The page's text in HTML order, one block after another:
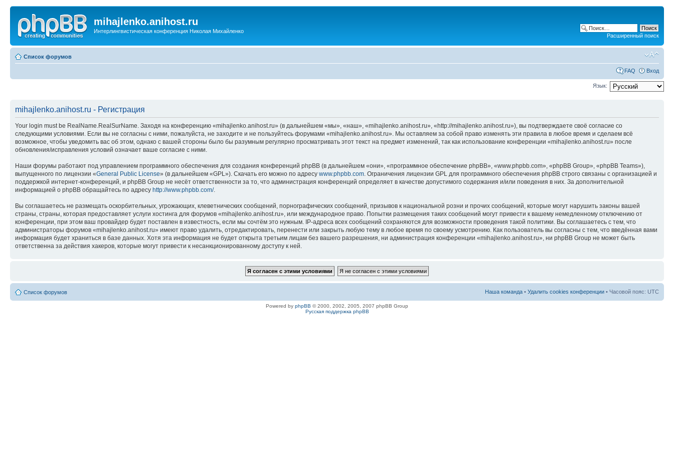
mihajlenko.anihost.ru
Интерлингвистическая конференция Николая Михайленко
Расширенный поиск
Список форумов
FAQ Вход
Язык:
mihajlenko.anihost.ru - Регистрация
Your login must be RealName.RealSurName. Заходя на конференцию «mihajlenko.anihost.ru» (в дальнейшем «мы», «наш», «mihajlenko.anihost.ru», «http://mihajlenko.anihost.ru»), вы подтверждаете своё согласие со
следующими условиями. Если вы не согласны с ними, пожалуйста, не заходите и не пользуйтесь форумами «mihajlenko.anihost.ru». Мы оставляем за собой право изменять эти правила в любое время и сделаем всё
возможное, чтобы уведомить вас об этом, однако с вашей стороны было бы разумным регулярно просматривать этот текст на предмет изменений, так как использование конференции «mihajlenko.anihost.ru» после
обновления/исправления условий означает ваше согласие с ними.
Наши форумы работают под управлением программного обеспечения для создания конференций phpBB (в дальнейшем «они», «программное обеспечение phpBB», «www.phpbb.com», «phpBB Group», «phpBB Teams»),
выпущенного по лицензии «General Public License» (в дальнейшем «GPL»). Скачать его можно по адресу www.phpbb.com. Ограничения лицензии GPL для программного обеспечения phpBB строго связаны с организацией и
поддержкой интернет-конференций, и phpBB Group не несёт ответственности за то, что администрация конференций определяет в качестве допустимого содержания и/или поведения в них. За дополнительной
информацией о phpBB обращайтесь по адресу http://www.phpbb.com/.
Вы соглашаетесь не размещать оскорбительных, угрожающих, клеветнических сообщений, порнографических сообщений, призывов к национальной розни и прочих сообщений, которые могут нарушить законы вашей
страны, страны, которая предоставляет услуги хостинга для форумов «mihajlenko.anihost.ru», или международное право. Попытки размещения таких сообщений могут привести к вашему немедленному отключению от
конференции, при этом ваш провайдер будет поставлен в известность, если мы сочтём это нужным. IP-адреса всех сообщений сохраняются для возможности проведения такой политики. Вы соглашаетесь с тем, что
администраторы форумов «mihajlenko.anihost.ru» имеют право удалить, отредактировать, перенести или закрыть любую тему в любое время по своему усмотрению. Как пользователь вы согласны с тем, что введённая вами
информация будет храниться в базе данных. Хотя эта информация не будет открыта третьим лицам без вашего разрешения, ни администрация конференции «mihajlenko.anihost.ru», ни phpBB Group не может быть
ответственна за действия хакеров, которые могут привести к несанкционированному доступу к ней.
Список форумов Наша команда • Удалить cookies конференции • Часовой пояс: UTC
Powered by phpBB © 2000, 2002, 2005, 2007 phpBB Group
Русская поддержка phpBB